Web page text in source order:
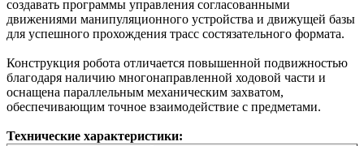
создавать программы управления согласованными
движениями манипуляционного устройства и движущей базы
для успешного прохождения трасс состязательного формата.
Конструкция робота отличается повышенной подвижностью
благодаря наличию многонаправленной ходовой части и
оснащена параллельным механическим захватом,
обеспечивающим точное взаимодействие с предметами.
Технические характеристики: